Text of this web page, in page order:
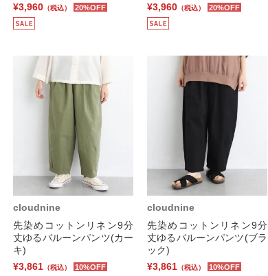
¥3,960 （税込） 20%OFF
¥3,960 （税込） 20%OFF
cloudnine
先染めコットンリネン9分
丈ゆるバルーンパンツ(カー
キ)
¥3,861 （税込） 10%OFF
cloudnine
先染めコットンリネン9分
丈ゆるバルーンパンツ(ブラ
ック)
¥3,861 （税込） 10%OFF